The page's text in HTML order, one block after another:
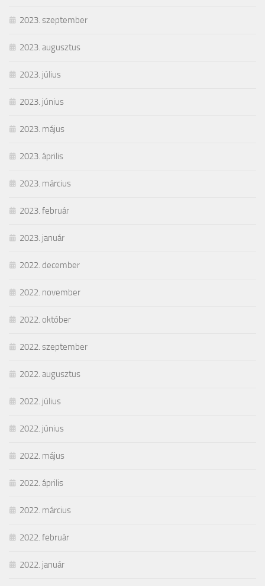
2023. szeptember
2023. augusztus
2023. július
2023. június
2023. május
2023. április
2023. március
2023. február
2023. január
2022. december
2022. november
2022. október
2022. szeptember
2022. augusztus
2022. július
2022. június
2022. május
2022. április
2022. március
2022. február
2022. január